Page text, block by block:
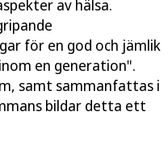
av hälsa.
för en god och jämlik
en generation".
samt sammanfattas i
bildar detta ett